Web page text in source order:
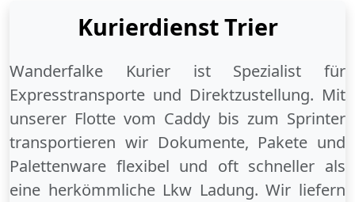
Kurierdienst Trier
Wanderfalke Kurier ist Spezialist für
Expresstransporte und Direktzustellung. Mit
unserer Flotte vom Caddy bis zum Sprinter
transportieren wir Dokumente, Pakete und
Palettenware flexibel und oft schneller als
eine herkömmliche Lkw Ladung. Wir liefern